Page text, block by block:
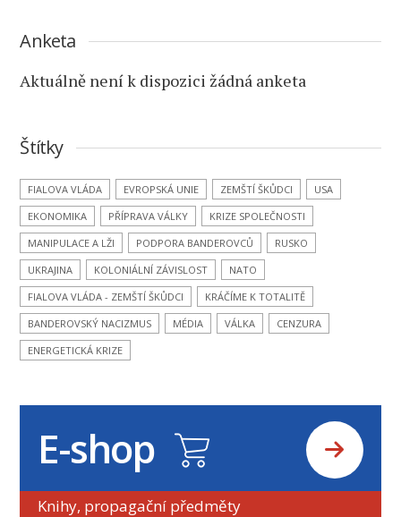
Anketa
Aktuálně není k dispozici žádná anketa
Štítky
FIALOVA VLÁDA EVROPSKÁ UNIE ZEMŠTÍ ŠKŮDCI
USA
EKONOMIKA
PŘÍPRAVA VÁLKY
KRIZE SPOLEČNOSTI
MANIPULACE A LŽI
PODPORA BANDEROVCŮ
RUSKO
UKRAJINA
KOLONIÁLNÍ ZÁVISLOST
NATO
FIALOVA VLÁDA - ZEMŠTÍ ŠKŮDCI
KRÁČÍME K TOTALITĚ
BANDEROVSKÝ NACIZMUS
MÉDIA VÁLKA
CENZURA
ENERGETICKÁ KRIZE
E-shop
Knihy, propagační předměty